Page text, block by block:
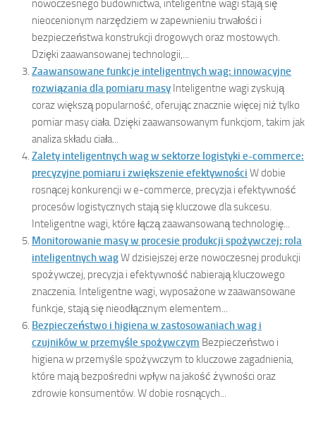
nowoczesnego budownictwa, inteligentne wagi stają się
nieocenionym narzędziem w zapewnieniu trwałości i
bezpieczeństwa konstrukcji drogowych oraz mostowych.
Dzięki zaawansowanej technologii,...
Zaawansowane funkcje inteligentnych wag: innowacyjne
rozwiązania dla pomiaru masy Inteligentne wagi zyskują
coraz większą popularność, oferując znacznie więcej niż tylko
pomiar masy ciała. Dzięki zaawansowanym funkcjom, takim jak
analiza składu ciała...
Zalety inteligentnych wag w sektorze logistyki e-commerce:
precyzyjne pomiaru i zwiększenie efektywności W dobie
rosnącej konkurencji w e-commerce, precyzja i efektywność
procesów logistycznych stają się kluczowe dla sukcesu.
Inteligentne wagi, które łączą zaawansowaną technologię...
Monitorowanie masy w procesie produkcji spożywczej: rola
inteligentnych wagW dzisiejszej erze nowoczesnej produkcji
spożywczej, precyzja i efektywność nabierają kluczowego
znaczenia. Inteligentne wagi, wyposażone w zaawansowane
funkcje, stają się nieodłącznym elementem...
Bezpieczeństwo i higiena w zastosowaniach wag i
czujników w przemyśle spożywczym Bezpieczeństwo i
higiena w przemyśle spożywczym to kluczowe zagadnienia,
które mają bezpośredni wpływ na jakość żywności oraz
zdrowie konsumentów. W dobie rosnących...